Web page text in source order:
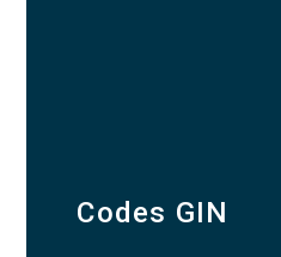
Codes GIN